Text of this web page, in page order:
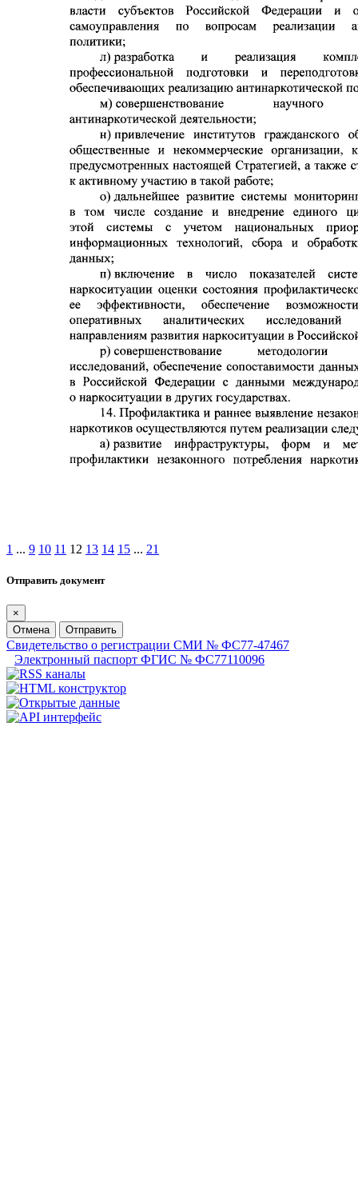
1 ... 9 10 11 12 13 14 15 ... 21
Отправить документ
×
Отмена
Отправить
Свидетельство о регистрации СМИ № ФС77-47467
Электронный паспорт ФГИС № ФС77110096